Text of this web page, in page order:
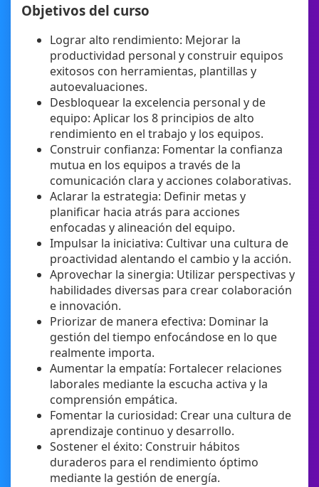
Objetivos del curso
Lograr alto rendimiento: Mejorar la
productividad personal y construir equipos
exitosos con herramientas, plantillas y
autoevaluaciones.
Desbloquear la excelencia personal y de
equipo: Aplicar los 8 principios de alto
rendimiento en el trabajo y los equipos.
Construir confianza: Fomentar la confianza
mutua en los equipos a través de la
comunicación clara y acciones colaborativas.
Aclarar la estrategia: Definir metas y
planificar hacia atrás para acciones
enfocadas y alineación del equipo.
Impulsar la iniciativa: Cultivar una cultura de
proactividad alentando el cambio y la acción.
Aprovechar la sinergia: Utilizar perspectivas y
habilidades diversas para crear colaboración
e innovación.
Priorizar de manera efectiva: Dominar la
gestión del tiempo enfocándose en lo que
realmente importa.
Aumentar la empatía: Fortalecer relaciones
laborales mediante la escucha activa y la
comprensión empática.
Fomentar la curiosidad: Crear una cultura de
aprendizaje continuo y desarrollo.
Sostener el éxito: Construir hábitos
duraderos para el rendimiento óptimo
mediante la gestión de energía.